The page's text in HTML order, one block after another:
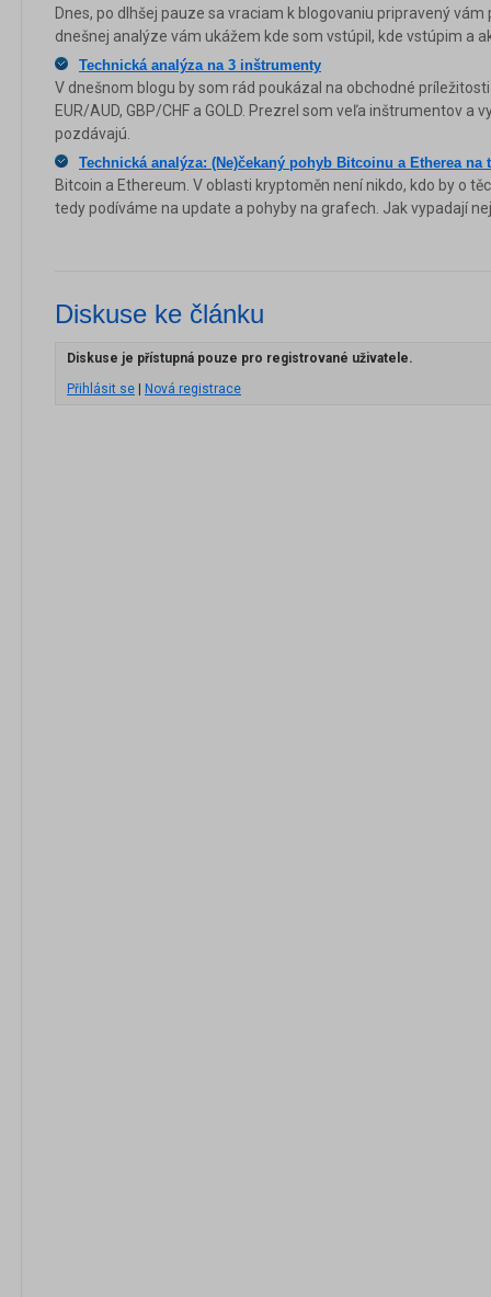
Dnes, po dlhšej pauze sa vraciam k blogovaniu pripravený
dnešnej analýze vám ukážem kde som vstúpil, kde vstúpim a
Technická analýza na 3 inštrumenty
V dnešnom blogu by som rád poukázal na obchodné
EUR/AUD, GBP/CHF a GOLD. Prezrel som veľa inštrumentov a
pozdávajú.
Technická analýza: (Ne)čekaný pohyb Bitcoinu a Etherea na
Bitcoin a Ethereum. V oblasti kryptoměn není nikdo, kdo by o
tedy podíváme na update a pohyby na grafech. Jak vypadají
Diskuse ke článku
Diskuse je přístupná pouze pro registrované uživatele.
Přihlásit se
Nová registrace